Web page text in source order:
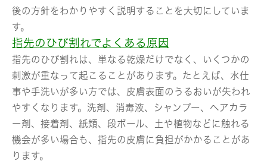
後の方針をわかりやすく説明することを大切にしていま
す。
指先のひび割れでよくある原因
指先のひび割れは、単なる乾燥だけでなく、いくつかの
刺激が重なって起こることがあります。たとえば、水仕
事や手洗いが多い方では、皮膚表面のうるおいが失われ
やすくなります。洗剤、消毒液、シャンプー、ヘアカラ
ー剤、接着剤、紙類、段ボール、土や植物などに触れる
機会が多い場合も、指先の皮膚に負担がかかることがあ
ります。